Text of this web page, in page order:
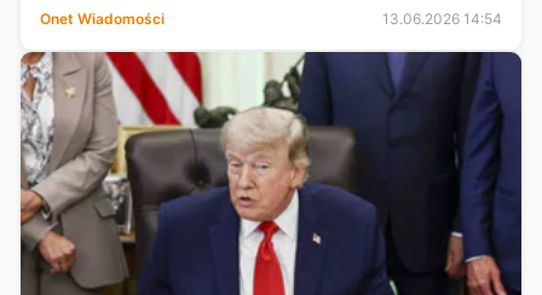
gwałtownie przybierać na wadze. Ot tak, bez zmiany trybu
Onet Wiadomości 13.06.2026 14:54